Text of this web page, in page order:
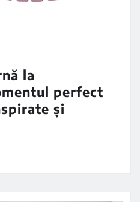
la
perfect
și